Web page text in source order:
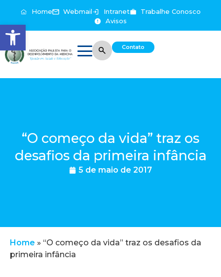
Abrir a barra de ferramentas
Home Webmail Intranet
Trabalhe Conosco
Avisos
Contato
“O começo da vida” traz os
desafios da primeira infância
5 de maio de 2017
Home » “O começo da vida” traz os desafios da
primeira infância